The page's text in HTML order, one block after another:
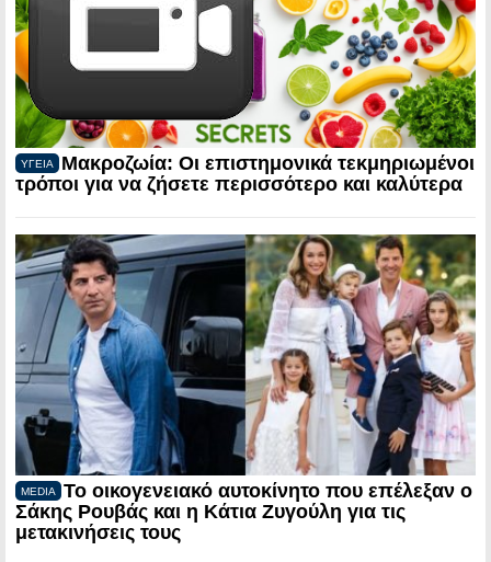
ΥΓΕΙΑ
Μακροζωία: Οι επιστημονικά τεκμηριωμένοι
τρόποι για να ζήσετε περισσότερο και καλύτερα
MEDIA
Το οικογενειακό αυτοκίνητο που επέλεξαν ο
Σάκης Ρουβάς και η Κάτια Ζυγούλη για τις
μετακινήσεις τους